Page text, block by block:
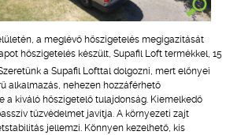
a meglévő hőszigetelés megigazítását
hőszigetelés készült, Supafil Loft termékkel, 15
a Supafil Lofttal dolgozni, mert előnyei
alkalmazás, nehezen hozzáférhető
a kiváló hőszigetelő tulajdonság. Kiemelkedő
tűzvédelmet javítja. A környezeti zajt
jellemzi. Könnyen kezelhető, kis